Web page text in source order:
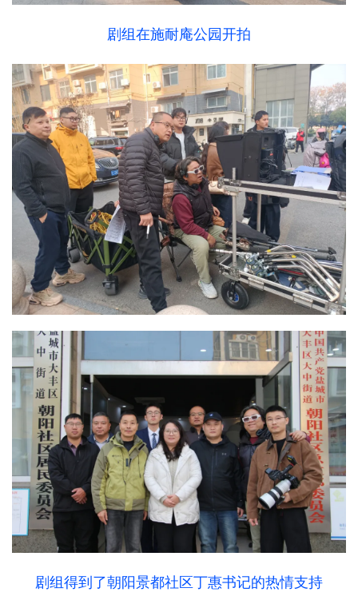
剧组在施耐庵公园开拍
剧组得到了朝阳景都社区丁惠书记的热情支持